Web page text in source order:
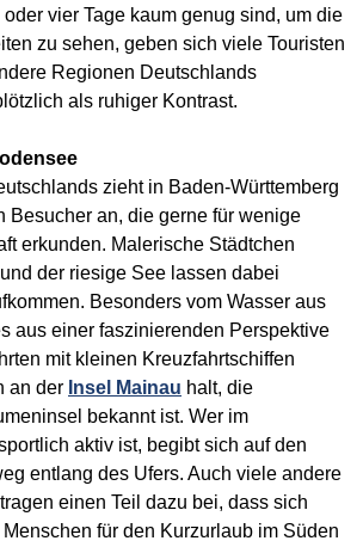
vier Tage kaum genug sind, um die
zu sehen, geben sich viele Touristen
Regionen Deutschlands
als ruhiger Kontrast.
zieht in Baden-Württemberg
Besucher an, die gerne für wenige
erkunden. Malerische Städtchen
der riesige See lassen dabei
Besonders vom Wasser aus
aus einer faszinierenden Perspektive
mit kleinen Kreuzfahrtschiffen
an der Insel Mainau halt, die
bekannt ist. Wer im
aktiv ist, begibt sich auf den
entlang des Ufers. Auch viele andere
einen Teil dazu bei, dass sich
für den Kurzurlaub im Süden